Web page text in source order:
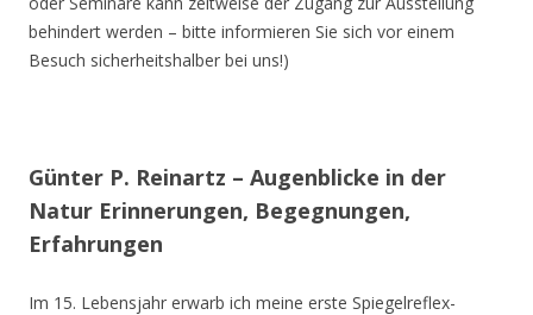
behindert werden – bitte informieren Sie sich vor einem
Besuch sicherheitshalber bei uns!)
Günter P. Reinartz – Augenblicke in der
Natur Erinnerungen, Begegnungen,
Erfahrungen
Im 15. Lebensjahr erwarb ich meine erste Spiegelreflex-